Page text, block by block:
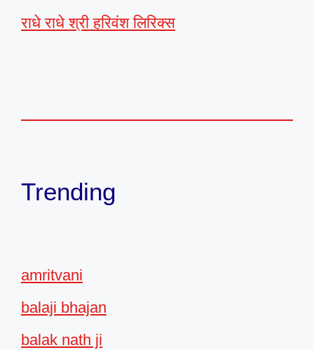
राधे राधे श्री हरिवंश लिरिक्स
Trending
amritvani
balaji bhajan
balak nath ji